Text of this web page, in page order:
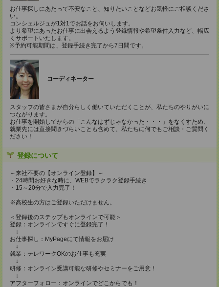
お仕事探しにあたって不安なこと、知りたいことなどお気軽にご相談くださ
い。
コンシェルジュが1対1でお話をお伺いします。
より希望にあったお仕事に出会えるよう登録情報や希望条件入力など、幅広
くサポートいたします。
※予約可能期間は、登録手続き完了から7日間です。
コーディネーター
スタッフの皆さまが自分らしく働いていただくことが、私たちのやりがいに
つながります。
お仕事を開始してからの「こんなはずじゃなかった・・・」をなくすため、
就業先には直接聞きづらいことも含めて、私たちに何でもご相談・ご質問く
ださい！
登録について
～来社不要の【オンライン登録】～
・24時間お好きな時に、WEBでラクラク登録手続き
・15～20分で入力完了！
※高校生の方はご登録いただけません。
＜登録後のステップもオンラインで可能＞
登録：オンラインですぐに登録完了！
↓
お仕事探し：MyPageにて情報をお届け
↓
就業：テレワークOKのお仕事も充実
↓
研修：オンライン受講可能な研修やセミナーをご用意！
↓
アフターフォロー：オンラインでどこからでも！